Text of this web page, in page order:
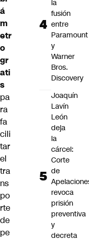
á
m
etr
o
gr
ati
s
pa
ra
fa
cili
tar
el
tra
ns
po
rte
de
pe
la
fusión
entre
Paramount
y
Warner
Bros.
Discovery
Joaquín
Lavín
León
deja
la
cárcel:
Corte
de
revoca
prisión
preventiva
y
decreta